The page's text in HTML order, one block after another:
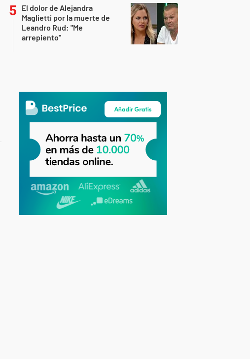
El dolor de Alejandra
Maglietti por la muerte de
Leandro Rud: "Me
arrepiento"